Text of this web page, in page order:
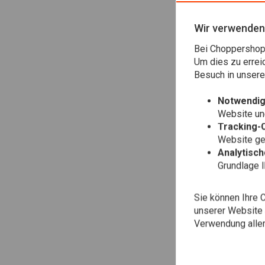
Wir
Bei
Um dies zu
Besuch in
Website
Tracking-
Website
Grundlage
Sie können Ihre
unserer Website
Verwendung